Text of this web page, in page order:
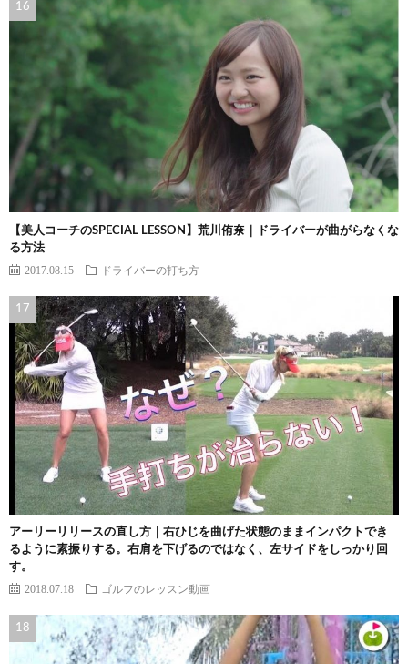
【美人コーチのSPECIAL LESSON】荒川侑奈｜ドライバーが曲がらなくな
る方法
2017.08.15 ドライバーの打ち方
アーリーリリースの直し方｜右ひじを曲げた状態のままインパクトでき
るように素振りする。右肩を下げるのではなく、左サイドをしっかり回
す。
2018.07.18 ゴルフのレッスン動画